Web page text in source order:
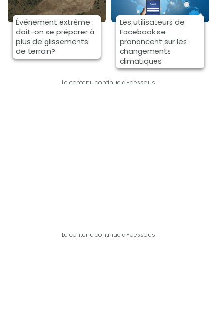
Événement extrême :
doit-on se préparer à
plus de glissements
de terrain?
Les utilisateurs de
Facebook se
prononcent sur les
changements
climatiques
Le contenu continue ci-dessous
Le contenu continue ci-dessous